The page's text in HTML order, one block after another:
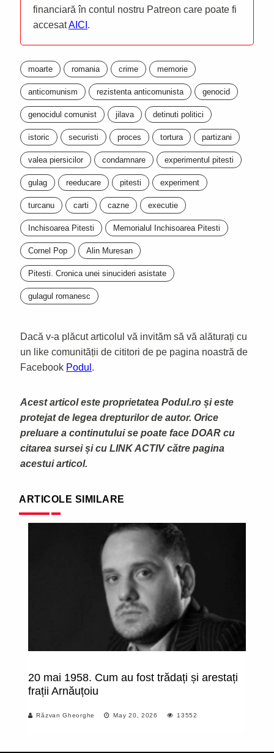
financiară în contul nostru Patreon care poate fi
accesatAICI .
moarte romania crime memorie
anticomunism rezistenta anticomunista genocid
genocidul comunist jilava detinuti politici
istoric securisti proces tortura partizani
valea piersicilor condamnare experimentul pitesti
gulag reeducare pitesti experiment
turcanu carti cazne executie
Inchisoarea Pitesti Memorialul Inchisoarea Pitesti
Cornel Pop Alin Muresan
Pitesti. Cronica unei sinucideri asistate
gulagul romanesc
Dacă v-a plăcut articolul vă invităm să vă alăturați cu
un like comunității de cititori de pe pagina noastră de
Facebook Podul .
Acest articol este proprietatea Podul.ro și este
protejat de legea drepturilor de autor. Orice
preluare a continutului se poate face DOAR cu
citarea sursei și cu LINK ACTIV către pagina
acestui articol.
ARTICOLE SIMILARE
20 mai 1958. Cum au fost trădați și arestați
frații Arnăuțoiu
Răzvan Gheorghe May 20, 2026 13552